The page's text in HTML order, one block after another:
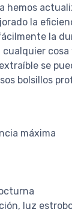
hemos
la
la
se
bolsillos
máxima
luz